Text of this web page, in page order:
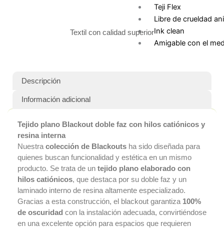
Teji Flex
Libre de crueldad
Ink clean
Amigable con el
Easy Wave
Certificaciones
NFPA
Formato
Cliente
Clientes
Pagos PSE
Pago por
Textil con calidad superior
Descripción
Información adicional
Tejido plano Blackout doble faz con hilos catiónicos y
resina interna
Nuestra colección de Blackouts ha sido diseñada para
quienes buscan funcionalidad y estética en un mismo
producto. Se trata de un tejido plano elaborado con
hilos catiónicos, que destaca por su doble faz y un
laminado interno de resina altamente especializado.
Gracias a esta construcción, el blackout garantiza 100%
de oscuridad con la instalación adecuada, convirtiéndose
en una excelente opción para espacios que requieren